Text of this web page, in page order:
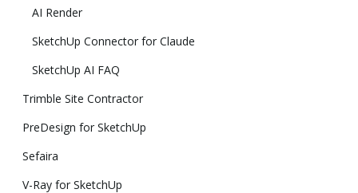
AI Render
SketchUp Connector for Claude
SketchUp AI FAQ
Trimble Site Contractor
PreDesign for SketchUp
Sefaira
V-Ray for SketchUp